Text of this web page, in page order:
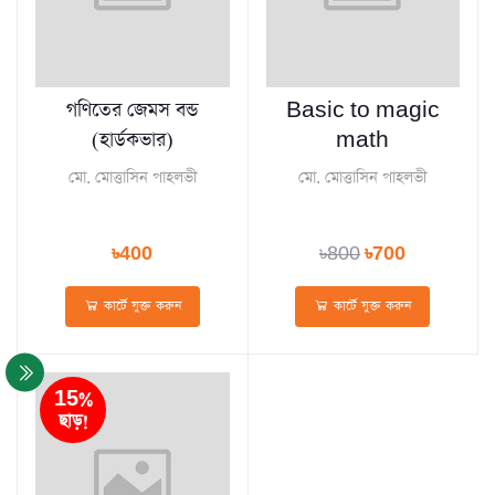
গণিতের জেমস বন্ড
(হার্ডকভার)
মো. মোত্তাসিন পাহলভী
৳400
কার্টে যুক্ত করুন
Basic to magic
math
মো. মোত্তাসিন পাহলভী
৳800৳700
কার্টে যুক্ত করুন
15%
ছাড়!